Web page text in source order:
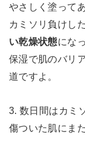
やさしく塗って
カミソリ負けし
い乾燥状態にな
保湿で肌のバリ
道ですよ。
3. 数日間はカミ
傷ついた肌にま